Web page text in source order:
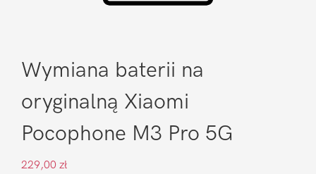
Wymiana baterii na
oryginalną Xiaomi
Pocophone M3 Pro 5G
229,00 zł